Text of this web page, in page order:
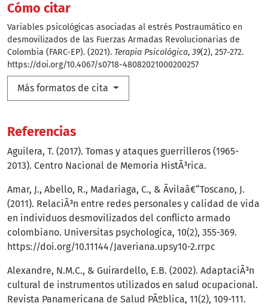
Cómo citar
Variables psicológicas asociadas al estrés Postraumático en
desmovilizados de las Fuerzas Armadas Revolucionarias de
Colombia (FARC-EP). (2021). Terapia Psicológica, 39(2), 257-272.
https://doi.org/10.4067/s0718-48082021000200257
Más formatos de cita
Referencias
Aguilera, T. (2017). Tomas y ataques guerrilleros (1965-
2013). Centro Nacional de Memoria HistÃ³rica.
Amar, J., Abello, R., Madariaga, C., & Ãvilaâ€“Toscano, J.
(2011). RelaciÃ³n entre redes personales y calidad de vida
en individuos desmovilizados del conflicto armado
colombiano. Universitas psychologica, 10(2), 355-369.
https://doi.org/10.11144/Javeriana.upsy10-2.rrpc
Alexandre, N.M.C., & Guirardello, E.B. (2002). AdaptaciÃ³n
cultural de instrumentos utilizados en salud ocupacional.
Revista Panamericana de Salud PÃºblica, 11(2), 109-111.